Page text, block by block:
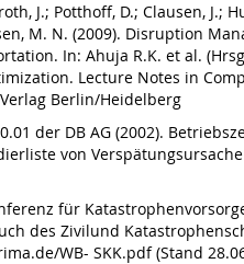
J.; Potthoff, D.; Clausen, J.;
M. N. (2009). Disruption
In: Ahuja R.K. et al.
Lecture Notes in
Berlin/Heidelberg
der DB AG (2002).
von
für
des Zivilund
WB- SKK.pdf (Stand